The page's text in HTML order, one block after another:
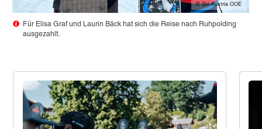
© Ski Austria OOE
Für Elisa Graf und Laurin Bäck hat sich die Reise nach Ruhpolding
ausgezahlt.